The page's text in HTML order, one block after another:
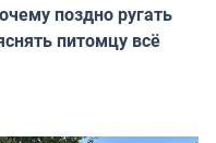
поздно ругать
питомцу всё